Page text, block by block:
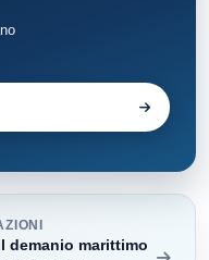
demanio marittimo